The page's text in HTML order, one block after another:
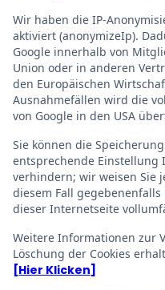
Wir haben die IP-
aktiviert (anonymizeIp).
Google innerhalb von
Union oder in anderen
den Europäischen
Ausnahmefällen wird die
von Google in den USA
Sie können die
entsprechende Einstellung
verhindern; wir weisen Sie
diesem Fall
dieser Internetseite
Weitere Informationen zur
Löschung der Cookies
[Hier Klicken]